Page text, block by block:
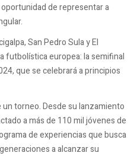
de representar a
San Pedro Sula y El
futbolística europea: la semifinal
que se celebrará a principios
torneo. Desde su lanzamiento
a más de 110 mil jóvenes de
de experiencias que busca
a alcanzar su